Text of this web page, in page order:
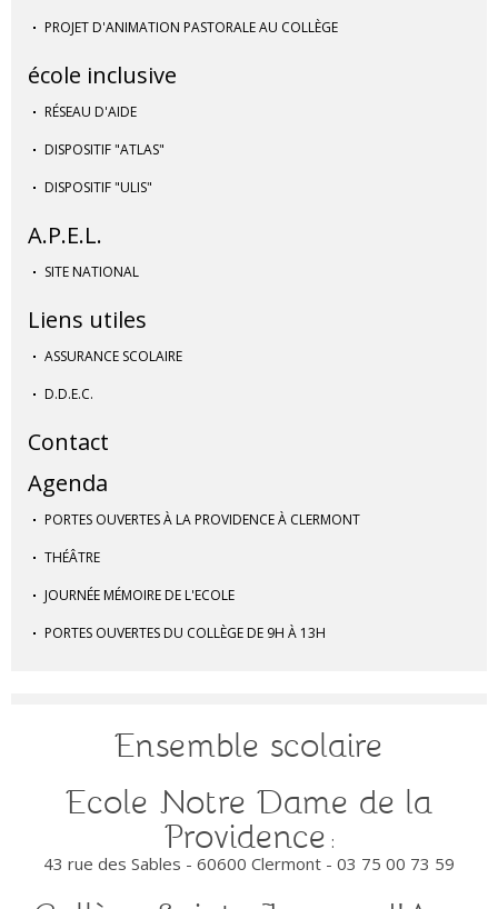
PROJET D'ANIMATION PASTORALE AU COLLÈGE
école inclusive
RÉSEAU D'AIDE
DISPOSITIF "ATLAS"
DISPOSITIF "ULIS"
A.P.E.L.
SITE NATIONAL
Liens utiles
ASSURANCE SCOLAIRE
D.D.E.C.
Contact
Agenda
PORTES OUVERTES À LA PROVIDENCE À CLERMONT
THÉÂTRE
JOURNÉE MÉMOIRE DE L'ECOLE
PORTES OUVERTES DU COLLÈGE DE 9H À 13H
Ensemble scolaire
Ecole Notre Dame de la
Providence :
43 rue des Sables - 60600 Clermont - 03 75 00 73 59